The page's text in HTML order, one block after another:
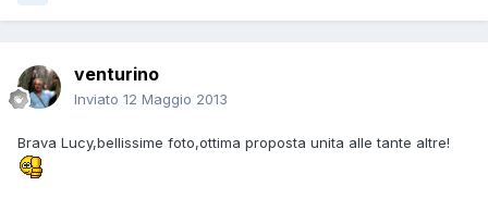
venturino
Inviato 12 Maggio 2013
Brava Lucy,bellissime foto,ottima proposta unita alle tante altre!